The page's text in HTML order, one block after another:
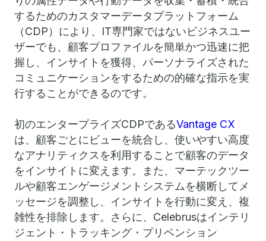
するためのカスタマーデータプラットフォーム
（CDP）により、IT専門家ではないビジネスユー
ザーでも、顧客プロファイルを簡単かつ迅速に把
握し、インサイトを獲得、パーソナライズされた
コミュニケーションをするための的確な指示を実
行することができるのです。
初のエンタープライズCDPであるVantage CX
は、顧客ごとにビューを統合し、使いやすい高度
なアナリティクスを利用することで顧客のデータ
をインサイトに変えます。また、マーテックツー
ルや顧客エンゲージメントシステムを横断してメ
ッセージを調整し、インサイトを行動に変え、複
雑性を排除します。さらに、Celebrusはインテリ
ジェント・トラッキング・プリベンション